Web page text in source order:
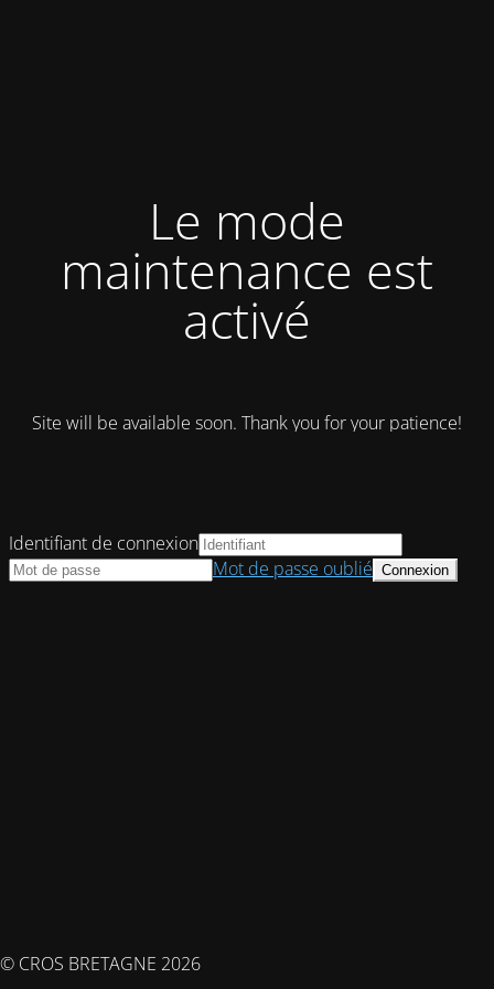
Le mode
maintenance est
activé
Site will be available soon. Thank you for your patience!
© CROS BRETAGNE 2026
Identifiant de connexion
Mot de passe oublié